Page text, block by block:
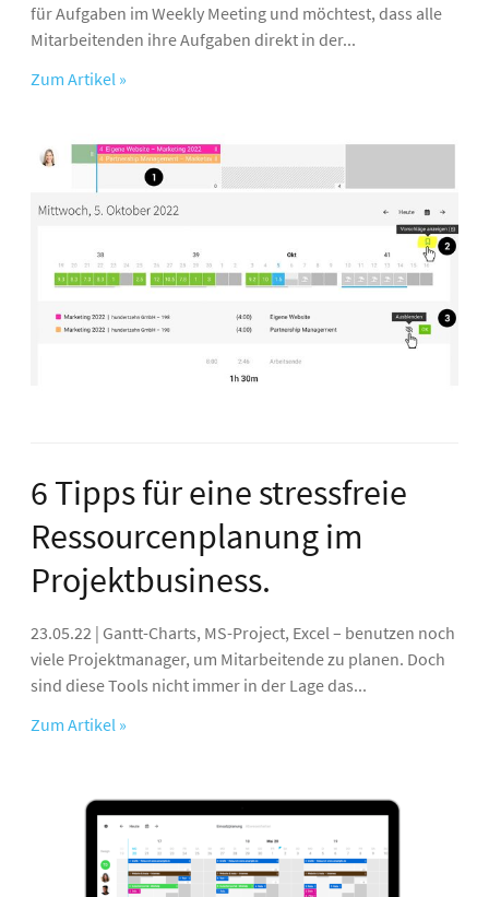
für Aufgaben im Weekly Meeting und möchtest, dass alle
Mitarbeitenden ihre Aufgaben direkt in der...
Zum Artikel »
6 Tipps für eine stressfreie
Ressourcenplanung im
Projektbusiness.
23.05.22 | Gantt-Charts, MS-Project, Excel – benutzen noch
viele Projektmanager, um Mitarbeitende zu planen. Doch
sind diese Tools nicht immer in der Lage das...
Zum Artikel »